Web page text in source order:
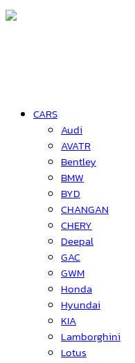
CARS
Audi
AVATR
Bentley
BMW
BYD
CHANGAN
CHERY
Deepal
GAC
GWM
Honda
Hyundai
KIA
Lamborghini
Lotus